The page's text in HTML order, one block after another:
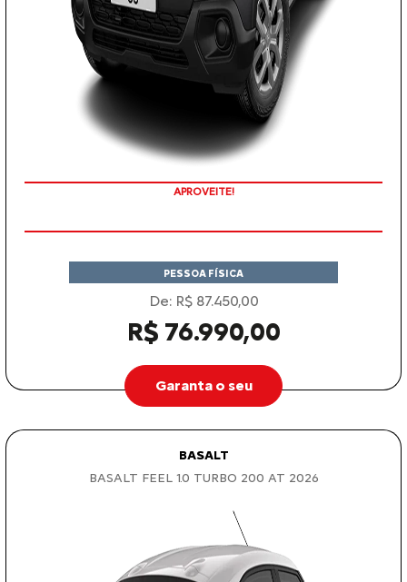
COM SEU USADO NA TROCA
PESSOA FÍSICA
De: R$ 87.450,00
R$ 76.990,00
Garanta o seu
BASALT
BASALT FEEL 1.0 TURBO 200 AT 2026